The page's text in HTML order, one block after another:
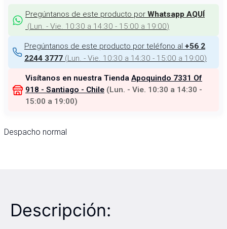
Pregúntanos de este producto por Whatsapp AQUÍ
(Lun. - Vie. 10:30 a 14:30 - 15:00 a 19:00)
Pregúntanos de este producto por teléfono al +56 2
2244 3777 (Lun. - Vie. 10:30 a 14:30 - 15:00 a 19:00)
Visítanos en nuestra Tienda Apoquindo 7331 Of
918 - Santiago - Chile (Lun. - Vie. 10:30 a 14:30 -
15:00 a 19:00)
Despacho normal
Descripción: